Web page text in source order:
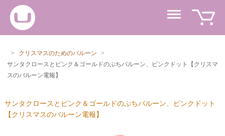
> クリスマスのためのバルーン
>
サンタクロースとピンク＆ゴールドのぷちバルーン、ピンクドット【クリスマ
スのバルーン電報】
サンタクロースとピンク＆ゴールドのぷちバルーン、ピンクドット
【クリスマスのバルーン電報】